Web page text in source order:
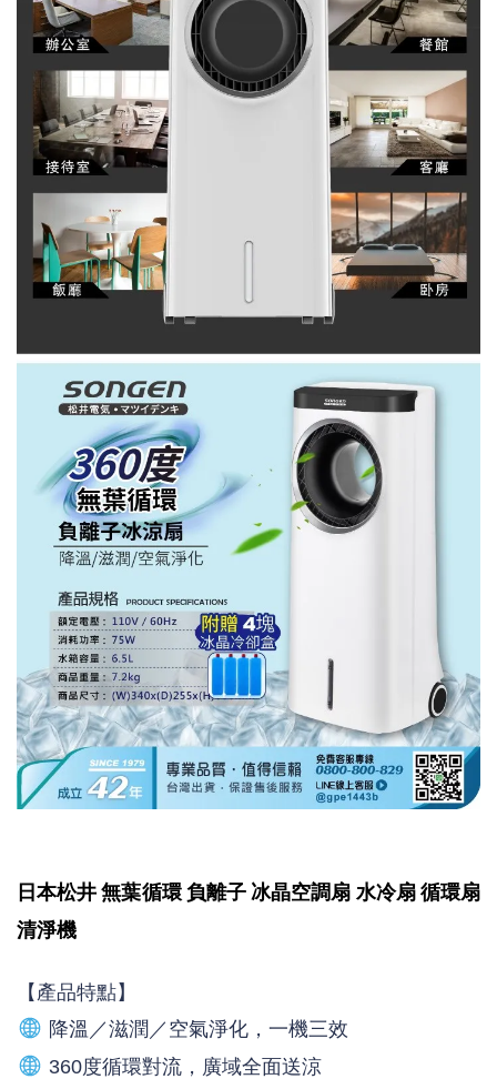
日本松井 無葉循環 負離子 冰晶空調扇 水冷扇 循環扇
清淨機
【產品特點】
降溫／滋潤／空氣淨化，一機三效
360度循環對流，廣域全面送涼